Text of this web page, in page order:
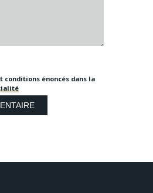
conditions énoncés dans la